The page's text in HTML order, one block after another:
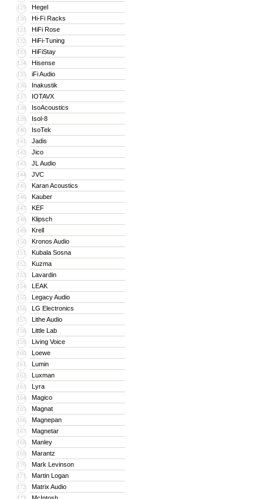
129 Hegel
130 Hi-Fi Racks
131 HiFi Rose
132 HiFi-Tuning
133 HiFiStay
134 Hisense
135 iFi Audio
136 Inakustik
137 IOTAVX
138 IsoAcoustics
139 Isol-8
140 IsoTek
141 Jadis
142 Jico
143 JL Audio
144 JVC
145 Karan Acoustics
146 Kauber
147 KEF
148 Klipsch
149 Krell
150 Kronos Audio
151 Kubala Sosna
152 Kuzma
153 Lavardin
154 LEAK
155 Legacy Audio
156 LG Electronics
157 Lithe Audio
158 Little Lab
159 Living Voice
160 Loewe
161 Lumin
162 Luxman
163 Lyra
164 Magico
165 Magnat
166 Magnepan
167 Magnetar
168 Manley
169 Marantz
170 Mark Levinson
171 Martin Logan
172 Matrix Audio